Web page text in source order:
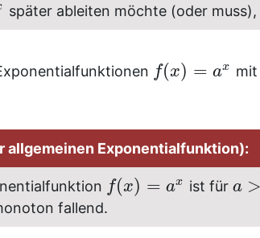
später ableiten möchte (oder
f(x) = ax mit
allgemeinen Exponentialfunktion):
f(x) = ax ist für a >
fallend.